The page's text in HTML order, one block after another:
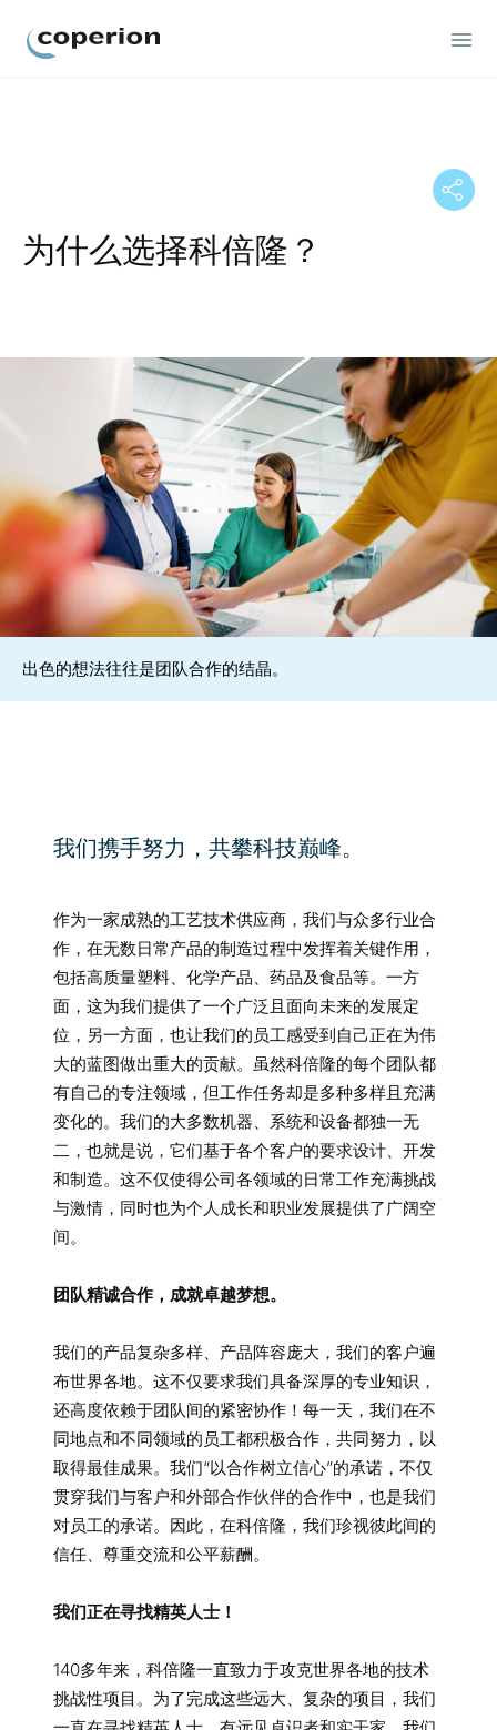
为什么选择科倍隆？
出色的想法往往是团队合作的结晶。
我们携手努力，共攀科技巅峰。
作为一家成熟的工艺技术供应商，我们与众多行业合
作，在无数日常产品的制造过程中发挥着关键作用，
包括高质量塑料、化学产品、药品及食品等。一方
面，这为我们提供了一个广泛且面向未来的发展定
位，另一方面，也让我们的员工感受到自己正在为伟
大的蓝图做出重大的贡献。虽然科倍隆的每个团队都
有自己的专注领域，但工作任务却是多种多样且充满
变化的。我们的大多数机器、系统和设备都独一无
二，也就是说，它们基于各个客户的要求设计、开发
和制造。这不仅使得公司各领域的日常工作充满挑战
与激情，同时也为个人成长和职业发展提供了广阔空
间。
团队精诚合作，成就卓越梦想。
我们的产品复杂多样、产品阵容庞大，我们的客户遍
布世界各地。这不仅要求我们具备深厚的专业知识，
还高度依赖于团队间的紧密协作！每一天，我们在不
同地点和不同领域的员工都积极合作，共同努力，以
取得最佳成果。我们“以合作树立信心”的承诺，不仅
贯穿我们与客户和外部合作伙伴的合作中，也是我们
对员工的承诺。因此，在科倍隆，我们珍视彼此间的
信任、尊重交流和公平薪酬。
我们正在寻找精英人士！
140多年来，科倍隆一直致力于攻克世界各地的技术
挑战性项目。为了完成这些远大、复杂的项目，我们